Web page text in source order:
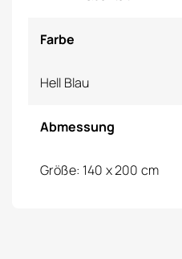
Farbe
Hell Blau
Abmessung
Größe: 140 x 200 cm